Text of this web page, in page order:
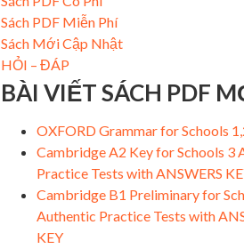
Sách PDF Miễn Phí
Sách Mới Cập Nhật
HỎI – ĐÁP
BÀI VIẾT SÁCH PDF
OXFORD Grammar for Schools
Cambridge A2 Key for Schools 3
Practice Tests with ANSWERS
Cambridge B1 Preliminary for
Authentic Practice Tests with
KEY